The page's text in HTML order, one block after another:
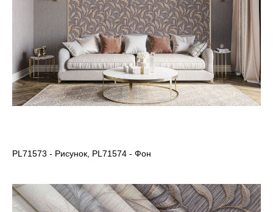
PL71573 - Рисунок, PL71574 - Фон